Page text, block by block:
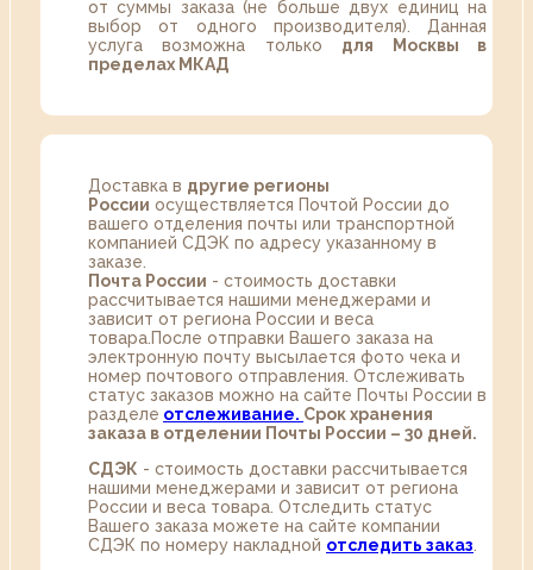
от суммы заказа (не больше двух единиц на
выбор от одного производителя). Данная
услуга возможна только для Москвы в
пределах МКАД
Доставка в другие регионы
России осуществляется Почтой России до
вашего отделения почты или транспортной
компанией СДЭК по адресу указанному в
заказе.
Почта России - стоимость доставки
рассчитывается нашими менеджерами и
зависит от региона России и веса
товара.После отправки Вашего заказа на
электронную почту высылается фото чека и
номер почтового отправления. Отслеживать
статус заказов можно на сайте Почты России в
разделе oтслеживание. Срок хранения
заказа в отделении Почты России – 30 дней.
СДЭК - стоимость доставки рассчитывается
нашими менеджерами и зависит от региона
России и веса товара. Отследить статус
Вашего заказа можете на сайте компании
СДЭК по номеру накладной отследить заказ